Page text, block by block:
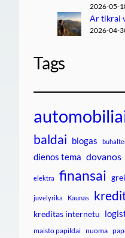
2026-05-
Ar tikrai
2026-04-
Tags
baldai blogas
dienos tema dovanos
elektra finansai
juvelyrika Kaunas
kreditas internetu
maisto papildai nuoma